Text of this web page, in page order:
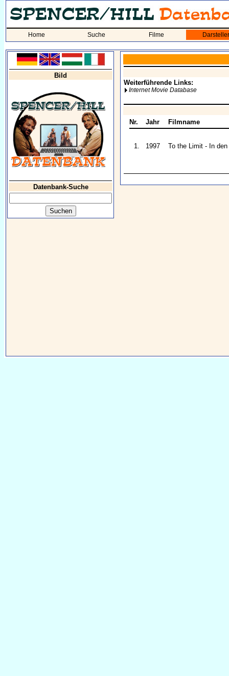
Home Suche Filme Darsteller
Bild
Datenbank-Suche
Weiterführende Links:
Internet Movie Database
Nr. Jahr Filmname
1. 1997 To the Limit - In